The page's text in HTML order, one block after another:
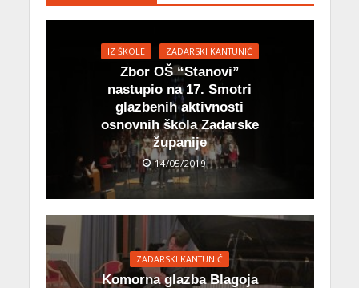
IZ ŠKOLE ZADARSKI KANTUNIĆ
Zbor OŠ “Stanovi”
nastupio na 17. Smotri
glazbenih aktivnosti
osnovnih škola Zadarske
županije
14/05/2019
ZADARSKI KANTUNIĆ
Komorna glazba Blagoja